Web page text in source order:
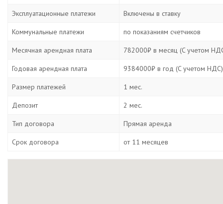
Эксплуатационные платежи Включены в ставку
Коммунальные платежи по показаниям счетчиков
Месячная арендная плата 782000₽ в месяц (C учетом
Годовая арендная плата 9384000₽ в год (C учетом НДС)
Размер платежей 1 мес.
Депозит 2 мес.
Тип договора Прямая аренда
Срок договора от 11 месяцев